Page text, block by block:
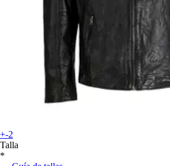
+-2
Talla
*